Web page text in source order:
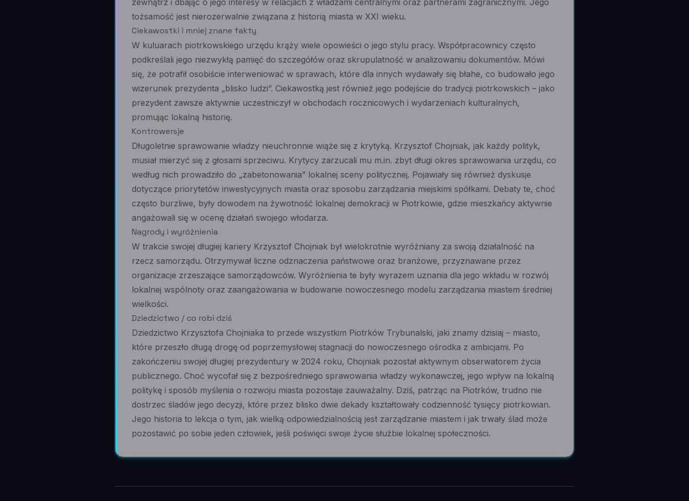
zewnątrz i dbając o jego interesy w relacjach z władzami centralnymi oraz partnerami zagranicznymi. Jego
tożsamość jest nierozerwalnie związana z historią miasta w XXI wieku.
Ciekawostki i mniej znane fakty
W kuluarach piotrkowskiego urzędu krąży wiele opowieści o jego stylu pracy. Współpracownicy często
podkreślali jego niezwykłą pamięć do szczegółów oraz skrupulatność w analizowaniu dokumentów. Mówi
się, że potrafił osobiście interweniować w sprawach, które dla innych wydawały się błahe, co budowało jego
wizerunek prezydenta „blisko ludzi”. Ciekawostką jest również jego podejście do tradycji piotrkowskich – jako
prezydent zawsze aktywnie uczestniczył w obchodach rocznicowych i wydarzeniach kulturalnych,
promując lokalną historię.
Kontrowersje
Długoletnie sprawowanie władzy nieuchronnie wiąże się z krytyką. Krzysztof Chojniak, jak każdy polityk,
musiał mierzyć się z głosami sprzeciwu. Krytycy zarzucali mu m.in. zbyt długi okres sprawowania urzędu, co
według nich prowadziło do „zabetonowania” lokalnej sceny politycznej. Pojawiały się również dyskusje
dotyczące priorytetów inwestycyjnych miasta oraz sposobu zarządzania miejskimi spółkami. Debaty te, choć
często burzliwe, były dowodem na żywotność lokalnej demokracji w Piotrkowie, gdzie mieszkańcy aktywnie
angażowali się w ocenę działań swojego włodarza.
Nagrody i wyróżnienia
W trakcie swojej długiej kariery Krzysztof Chojniak był wielokrotnie wyróżniany za swoją działalność na
rzecz samorządu. Otrzymywał liczne odznaczenia państwowe oraz branżowe, przyznawane przez
organizacje zrzeszające samorządowców. Wyróżnienia te były wyrazem uznania dla jego wkładu w rozwój
lokalnej wspólnoty oraz zaangażowania w budowanie nowoczesnego modelu zarządzania miastem średniej
wielkości.
Dziedzictwo / co robi dziś
Dziedzictwo Krzysztofa Chojniaka to przede wszystkim Piotrków Trybunalski, jaki znamy dzisiaj – miasto,
które przeszło długą drogę od poprzemysłowej stagnacji do nowoczesnego ośrodka z ambicjami. Po
zakończeniu swojej długiej prezydentury w 2024 roku, Chojniak pozostał aktywnym obserwatorem życia
publicznego. Choć wycofał się z bezpośredniego sprawowania władzy wykonawczej, jego wpływ na lokalną
politykę i sposób myślenia o rozwoju miasta pozostaje zauważalny. Dziś, patrząc na Piotrków, trudno nie
dostrzec śladów jego decyzji, które przez blisko dwie dekady kształtowały codzienność tysięcy piotrkowian.
Jego historia to lekcja o tym, jak wielką odpowiedzialnością jest zarządzanie miastem i jak trwały ślad może
pozostawić po sobie jeden człowiek, jeśli poświęci swoje życie służbie lokalnej społeczności.